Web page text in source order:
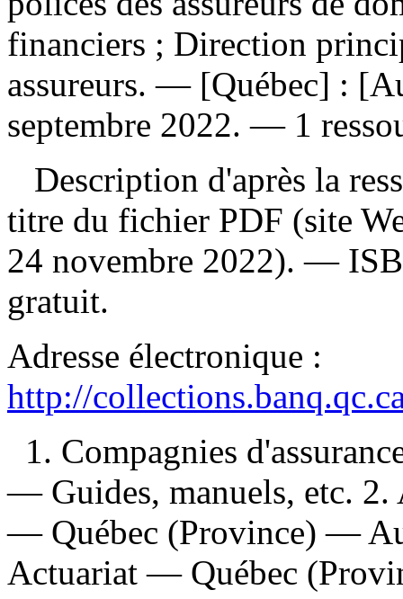
financiers ; Direction
assureurs. — [Québec] :
septembre 2022. — 1
Description d'après la
titre du fichier PDF (site
24 novembre 2022). —
gratuit.
Adresse électronique :
http://
1. Compagnies
— Guides, manuels, etc. 2.
— Québec (Province) —
Actuariat — Québec